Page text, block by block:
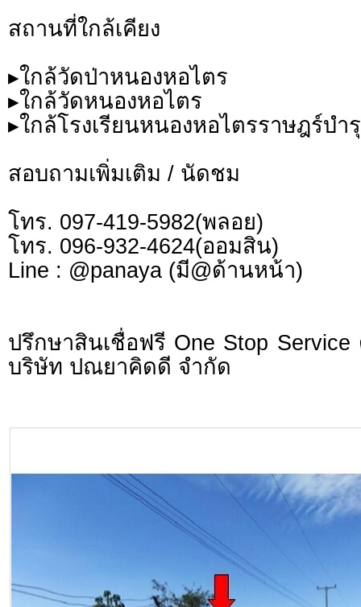
สถานที่ใกล้เคียง
▸ใกล้วัดป่าหนองหอไตร
▸ใกล้วัดหนองหอไตร
▸ใกล้โรงเรียนหนองหอไตรราษฎร์บำ
สอบถามเพิ่มเติม / นัดชม
โทร. 097-419-5982(พลอย)
โทร. 096-932-4624(ออมสิน)
Line : @panaya (มี@ด้านหน้า)
ปรึกษาสินเชื่อฟรี One Stop
บริษัท ปณยาคิดดี จำกัด